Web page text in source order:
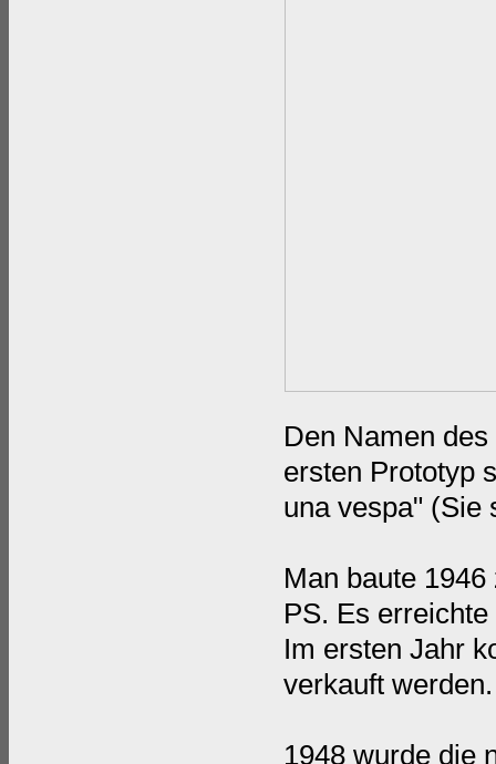
Den Namen
ersten Prototyp
una vespa" (Sie
Man baute
PS. Es
Im ersten Jahr
verkauft werden.
1948 wurde die